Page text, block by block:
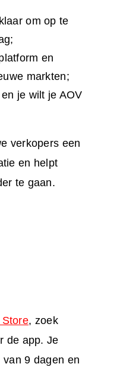
om op te
en
markten;
je wilt je AOV
verkopers een
en helpt
te gaan.
Store, zoek
de app. Je
9 dagen en